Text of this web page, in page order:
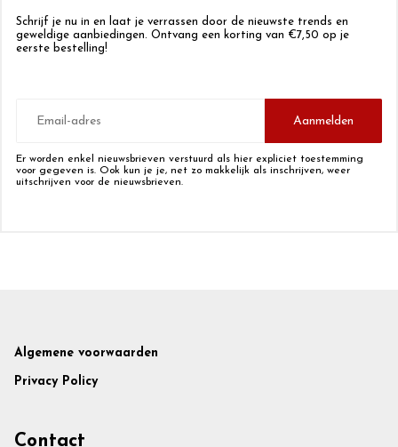
Schrijf je nu in en laat je verrassen door de nieuwste trends en
geweldige aanbiedingen. Ontvang een korting van €7,50 op je
eerste bestelling!
mailadres
Aanmelden
Er worden enkel nieuwsbrieven verstuurd als hier expliciet toestemming
voor gegeven is. Ook kun je je, net zo makkelijk als inschrijven, weer
uitschrijven voor de nieuwsbrieven.
Footer
Algemene voorwaarden
Privacy Policy
Contact